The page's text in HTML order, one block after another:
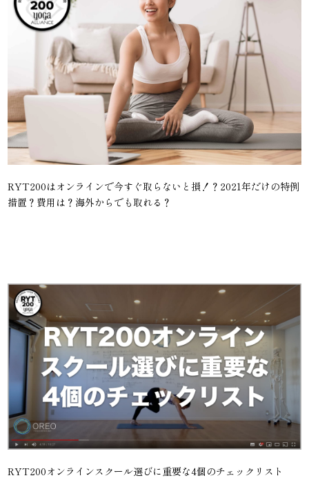
RYT200はオンラインで今すぐ取らないと損！？2021年だけの特例
措置？費用は？海外からでも取れる？
RYT200オンラインスクール選びに重要な4個のチェックリスト